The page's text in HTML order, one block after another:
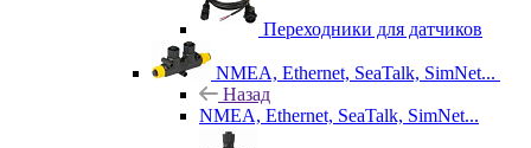
Переходники для датчиков
NMEA, Ethernet, SeaTalk, SimNet...
Назад
NMEA, Ethernet, SeaTalk, SimNet...